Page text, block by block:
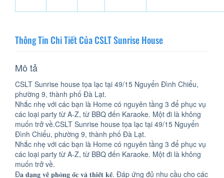
Thông Tin Chi Tiết Của CSLT Sunrise House
Mô tả
CSLT Sunrise house tọa lạc tại 49/15 Nguyển Đình Chiểu,
phường 9, thành phố Đà Lạt.
Nhắc nhẹ với các bạn là Home có nguyên tầng 3 để phục vụ
các loại party từ A-Z, từ BBQ đến Karaoke. Một đi là không
muốn trở về.CSLT Sunrise house tọa lạc tại 49/15 Nguyển
Đình Chiểu, phường 9, thành phố Đà Lạt.
Nhắc nhẹ với các bạn là Home có nguyên tầng 3 để phục vụ
các loại party từ A-Z, từ BBQ đến Karaoke. Một đi là không
muốn trở về.
Đ𝐚 𝐝𝐚̣𝐧𝐠 𝐯𝐞̂̀ 𝐩𝐡𝐨̀𝐧𝐠 𝐨̂́𝐜 𝐯𝐚̀ 𝐭𝐡𝐢𝐞̂́𝐭 𝐤𝐞̂́. Đáp ứng đủ nhu cầu cho các